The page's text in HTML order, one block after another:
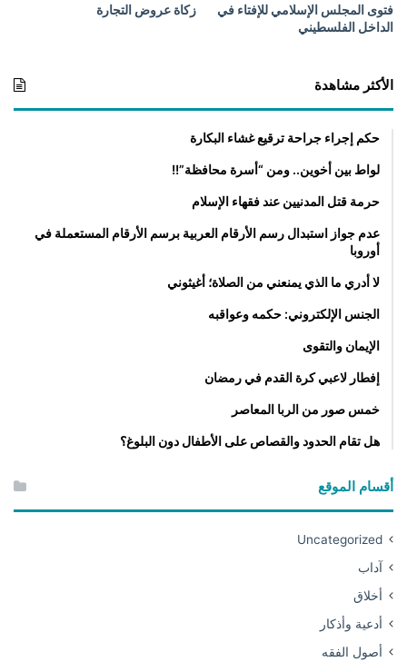
فتوى المجلس الإسلامي للإفتاء في
الداخل الفلسطيني
زكاة عروض التجارة
الأكثر مشاهدة
حكم إجراء جراحة ترقيع غشاء البكارة
لواط بين أخوين.. ومن “أسرة محافظة”!!
حرمة قتل المدنيين عند فقهاء الإسلام
عدم جواز استبدال رسم الأرقام العربية برسم الأرقام المستعملة في
أوروبا
لا أدري ما الذي يمنعني من الصلاة؛ أغيثوني
الجنس الإلكتروني: حكمه وعواقبه
الإيمان والتقوى
إفطار لاعبي كرة القدم في رمضان
خمس صور من الربا المعاصر
هل تقام الحدود والقصاص على الأطفال دون البلوغ؟
أقسام الموقع
Uncategorized
آداب
أخلاق
أدعية وأذكار
أصول الفقه